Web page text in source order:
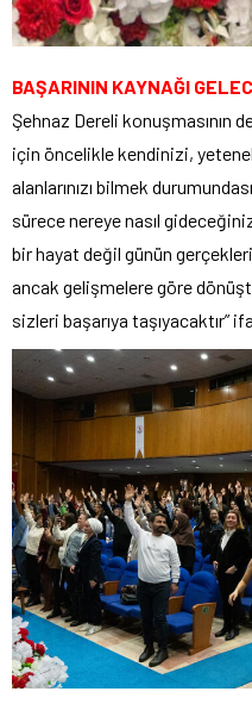
BAŞARININ KAYNAĞI
Şehnaz Dereli konuşmasının
için öncelikle kendinizi,
alanlarınızı bilmek
sürece nereye nasıl
bir hayat değil günün
ancak gelişmelere göre
sizleri başarıya taşıyacaktır”